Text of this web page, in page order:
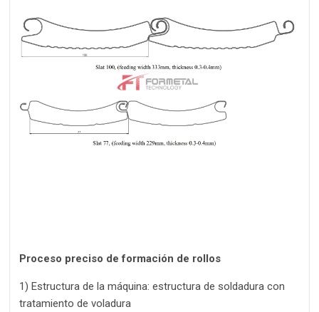
Proceso preciso de formación de rollos
1) Estructura de la máquina: estructura de soldadura con
tratamiento de voladura